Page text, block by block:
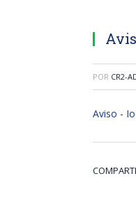
POR CR2-
Aviso -